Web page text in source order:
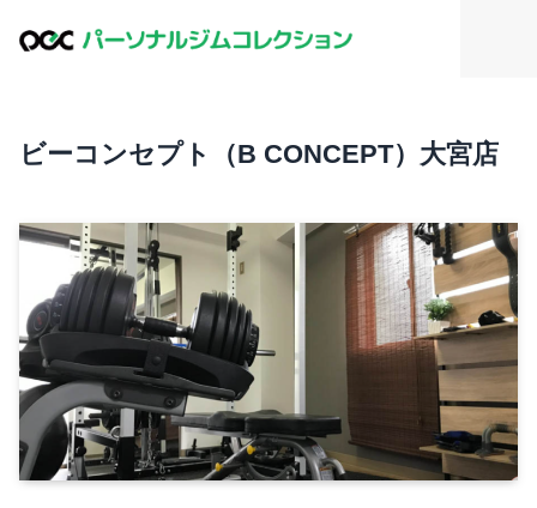
ビーコンセプト（B CONCEPT）大宮店